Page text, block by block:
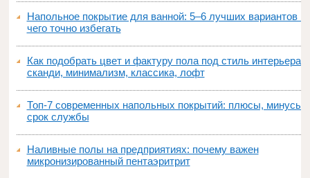
Напольное покрытие для ванной: 5–6 лучших вариантов и
чего точно избегать
Как подобрать цвет и фактуру пола под стиль интерьера:
сканди, минимализм, классика, лофт
Топ‑7 современных напольных покрытий: плюсы, минусы,
срок службы
Наливные полы на предприятиях: почему важен
микронизированный пентаэритрит